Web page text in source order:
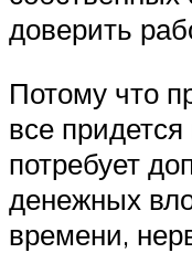
доверить
Потому что
все
потребует
денежных
времени,